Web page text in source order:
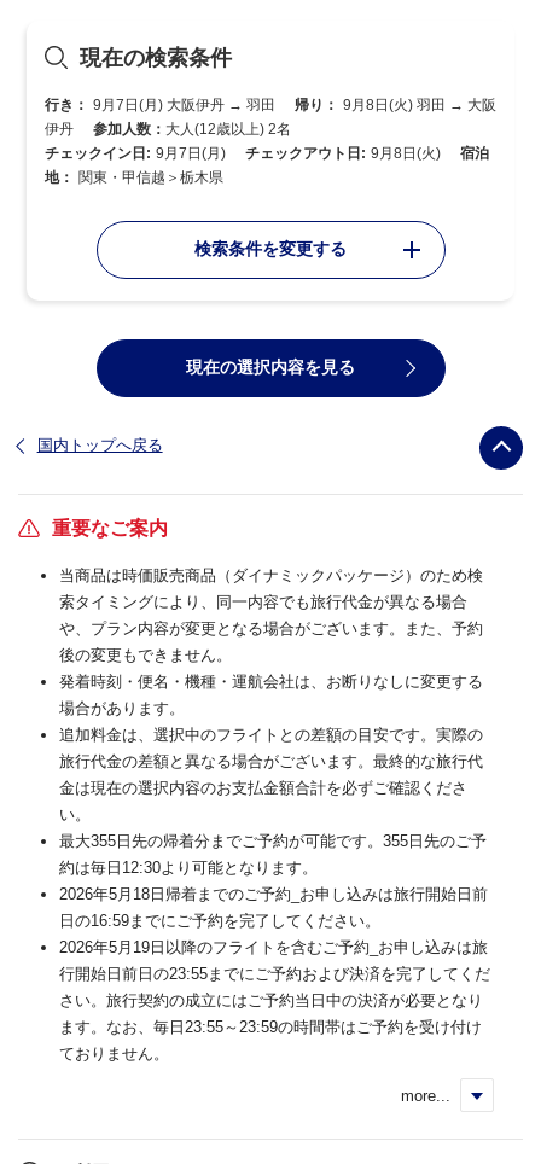
現在の検索条件
行き： 9月7日(月) 大阪伊丹 → 羽田 帰り： 9月8日(火) 羽田 → 大阪
伊丹
参加人数： 大人(12歳以上) 2名
チェックイン日: 9月7日(月) チェックアウト日: 9月8日(火)
宿泊
地： 関東・甲信越＞栃木県
検索条件を変更する
現在の選択内容を見る
国内トップへ戻る
重要なご案内
当商品は時価販売商品（ダイナミックパッケージ）のため検
索タイミングにより、同一内容でも旅行代金が異なる場合
や、プラン内容が変更となる場合がございます。また、予約
後の変更もできません。
発着時刻・便名・機種・運航会社は、お断りなしに変更する
場合があります。
追加料金は、選択中のフライトとの差額の目安です。実際の
旅行代金の差額と異なる場合がございます。最終的な旅行代
金は現在の選択内容のお支払金額合計を必ずご確認くださ
い。
最大355日先の帰着分までご予約が可能です。355日先のご予
約は毎日12:30より可能となります。
2026年5月18日帰着までのご予約_お申し込みは旅行開始日前
日の16:59までにご予約を完了してください。
2026年5月19日以降のフライトを含むご予約_お申し込みは旅
行開始日前日の23:55までにご予約および決済を完了してくだ
さい。旅行契約の成立にはご予約当日中の決済が必要となり
ます。なお、毎日23:55～23:59の時間帯はご予約を受け付け
ておりません。
more...